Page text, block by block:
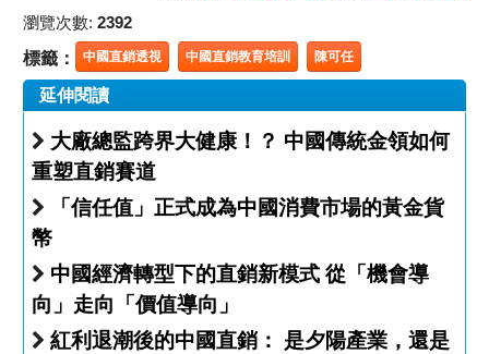
瀏覽次數: 2392
標籤： 中國直銷透視 中國直銷教育培訓 陳可任
延伸閱讀
大廠總監跨界大健康！？ 中國傳統金領如何
重塑直銷賽道
「信任值」正式成為中國消費市場的黃金貨
幣
中國經濟轉型下的直銷新模式 從「機會導
向」走向「價值導向」
紅利退潮後的中國直銷： 是夕陽產業，還是